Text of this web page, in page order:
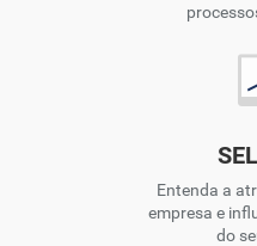
Entenda a
empresa e
do